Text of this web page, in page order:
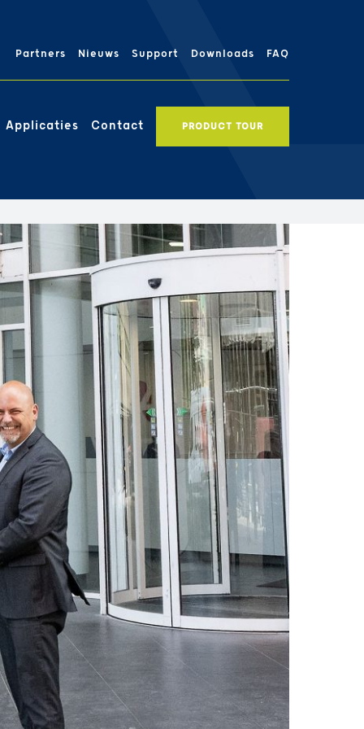
Partners Nieuws Support Downloads FAQ
Applicaties Contact PRODUCT TOUR